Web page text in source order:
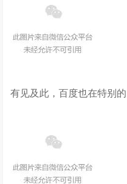
有见及此，百度也在特别的